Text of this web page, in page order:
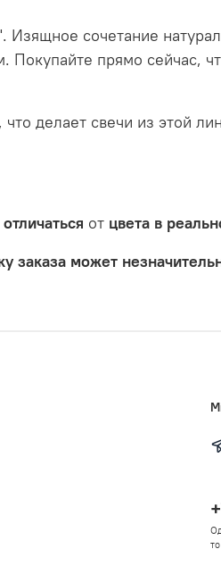
сочетание
Покупайте прямо сейчас,
делает свечи из этой
отличаться от цвета в
может